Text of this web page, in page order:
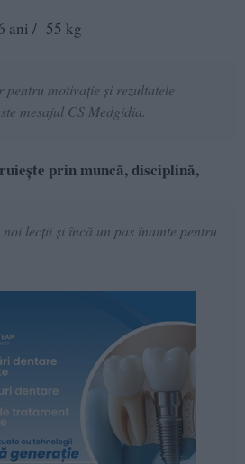
ani / -55 kg
motivație și rezultatele
mesajul CS Medgidia.
prin muncă, disciplină,
lecții și încă un pas înainte pentru